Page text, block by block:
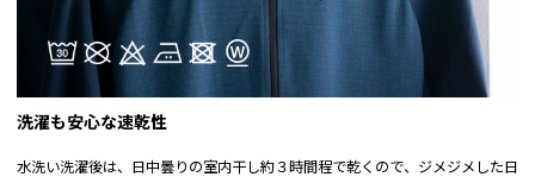
洗濯も安心な速乾性
水洗い洗濯後は、日中曇りの室内干し約３時間程で乾くので、ジメジメした日